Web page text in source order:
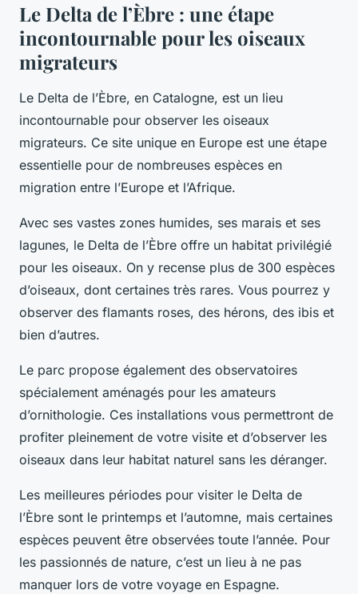
Le Delta de l’Èbre : une étape
incontournable pour les oiseaux
migrateurs
Le Delta de l’Èbre, en Catalogne, est un lieu
incontournable pour observer les oiseaux
migrateurs. Ce site unique en Europe est une étape
essentielle pour de nombreuses espèces en
migration entre l’Europe et l’Afrique.
Avec ses vastes zones humides, ses marais et ses
lagunes, le Delta de l’Èbre offre un habitat privilégié
pour les oiseaux. On y recense plus de 300 espèces
d’oiseaux, dont certaines très rares. Vous pourrez y
observer des flamants roses, des hérons, des ibis et
bien d’autres.
Le parc propose également des observatoires
spécialement aménagés pour les amateurs
d’ornithologie. Ces installations vous permettront de
profiter pleinement de votre visite et d’observer les
oiseaux dans leur habitat naturel sans les déranger.
Les meilleures périodes pour visiter le Delta de
l’Èbre sont le printemps et l’automne, mais certaines
espèces peuvent être observées toute l’année. Pour
les passionnés de nature, c’est un lieu à ne pas
manquer lors de votre voyage en Espagne.